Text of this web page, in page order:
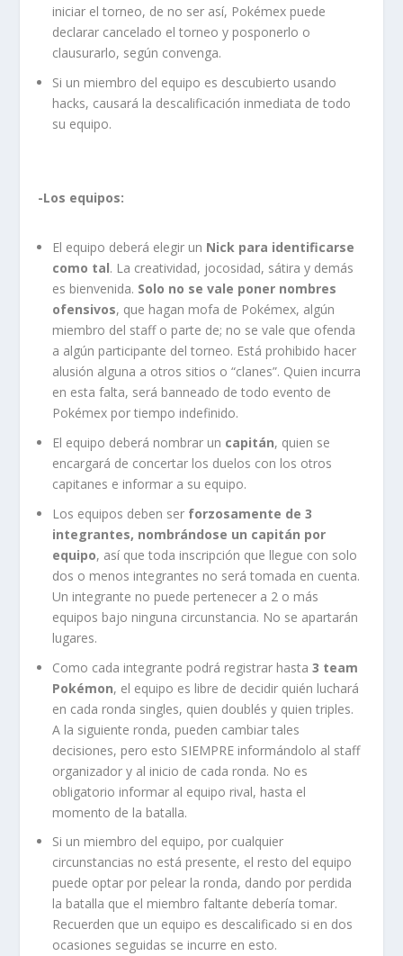
iniciar el torneo, de no ser así, Pokémex puede
declarar cancelado el torneo y posponerlo o
clausurarlo, según convenga.
Si un miembro del equipo es descubierto usando
hacks, causará la descalificación inmediata de todo
su equipo.
-Los equipos:
El equipo deberá elegir un Nick para identificarse
como tal. La creatividad, jocosidad, sátira y demás
es bienvenida. Solo no se vale poner nombres
ofensivos, que hagan mofa de Pokémex, algún
miembro del staff o parte de; no se vale que ofenda
a algún participante del torneo. Está prohibido hacer
alusión alguna a otros sitios o “clanes”. Quien incurra
en esta falta, será banneado de todo evento de
Pokémex por tiempo indefinido.
El equipo deberá nombrar un capitán, quien se
encargará de concertar los duelos con los otros
capitanes e informar a su equipo.
Los equipos deben ser forzosamente de 3
integrantes, nombrándose un capitán por
equipo, así que toda inscripción que llegue con solo
dos o menos integrantes no será tomada en cuenta.
Un integrante no puede pertenecer a 2 o más
equipos bajo ninguna circunstancia. No se apartarán
lugares.
Como cada integrante podrá registrar hasta3 team
Pokémon, el equipo es libre de decidir quién luchará
en cada ronda singles, quien doublés y quien triples.
A la siguiente ronda, pueden cambiar tales
decisiones, pero esto SIEMPRE informándolo al staff
organizador y al inicio de cada ronda. No es
obligatorio informar al equipo rival, hasta el
momento de la batalla.
Si un miembro del equipo, por cualquier
circunstancias no está presente, el resto del equipo
puede optar por pelear la ronda, dando por perdida
la batalla que el miembro faltante debería tomar.
Recuerden que un equipo es descalificado si en dos
ocasiones seguidas se incurre en esto.